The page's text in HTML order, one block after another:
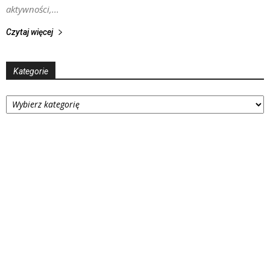
aktywności,...
Czytaj więcej
Kategorie
Kategorie